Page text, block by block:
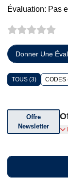
Évaluation: Pas
Donner Une
TOUS (3) CODES
Offre
Newsletter